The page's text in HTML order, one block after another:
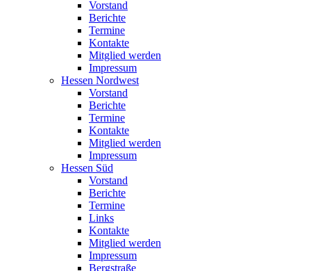
Vorstand
Berichte
Termine
Kontakte
Mitglied werden
Impressum
Hessen Nordwest
Vorstand
Berichte
Termine
Kontakte
Mitglied werden
Impressum
Hessen Süd
Vorstand
Berichte
Termine
Links
Kontakte
Mitglied werden
Impressum
Bergstraße